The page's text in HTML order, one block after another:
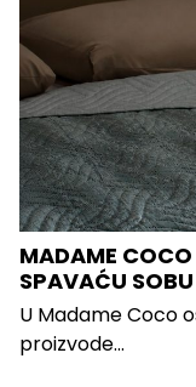
MADAME
SPAVAĆU SOBU
U Madame Coco
proizvode...